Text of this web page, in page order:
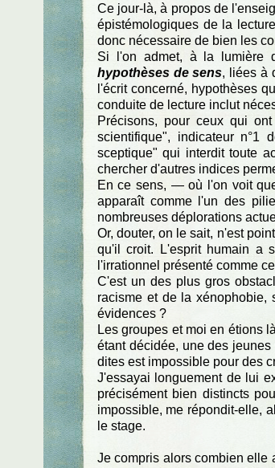
Ce jour-là, à propos de
épistémologiques de la
donc nécessaire de bien les
Si l'on admet, à la lumière
hypothèses de sens, liées à
l'écrit concerné, hypothèses
conduite de lecture inclut
Précisons, pour ceux qui
scientifique", indicateur n°1
sceptique" qui interdit toute
chercher d'autres indices
En ce sens, — où l'on voit
apparaît comme l'un des
nombreuses déplorations
Or, douter, on le sait, n'est
qu'il croit. L'esprit humain a
l'irrationnel présenté comme
C'est un des plus gros
racisme et de la xénophobie,
évidences ?
Les groupes et moi en étions
étant décidée, une des
dites est impossible pour des
J'essayai longuement de lui
précisément bien distincts
impossible, me répondit-elle,
le stage.
Je compris alors combien elle